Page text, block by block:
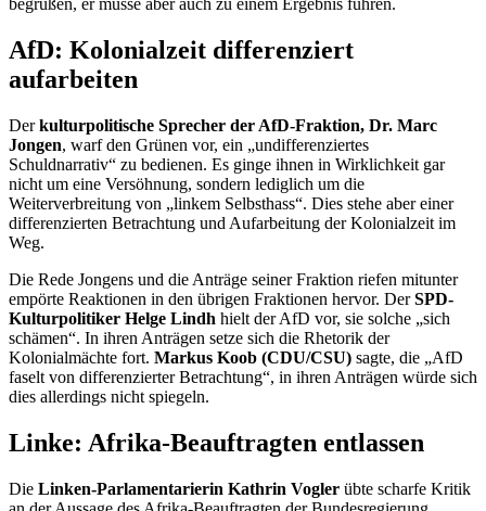
begrüßen, er müsse aber auch zu einem Ergebnis führen.
AfD: Kolonialzeit differenziert
aufarbeiten
Derkulturpolitische Sprecher der AfD-Fraktion, Dr. Marc
Jongen, warf den Grünen vor, ein „undifferenziertes
Schuldnarrativ“ zu bedienen. Es ginge ihnen in Wirklichkeit gar
nicht um eine Versöhnung, sondern lediglich um die
Weiterverbreitung von „linkem Selbsthass“. Dies stehe aber einer
differenzierten Betrachtung und Aufarbeitung der Kolonialzeit im
Weg.
Die Rede Jongens und die Anträge seiner Fraktion riefen mitunter
empörte Reaktionen in den übrigen Fraktionen hervor. DerSPD-
Kulturpolitiker Helge Lindh hielt der AfD vor, sie solche „sich
schämen“. In ihren Anträgen setze sich die Rhetorik der
Kolonialmächte fort. Markus Koob (CDU/CSU) sagte, die „AfD
faselt von differenzierter Betrachtung“, in ihren Anträgen würde sich
dies allerdings nicht spiegeln.
Linke: Afrika-Beauftragten entlassen
Die Linken-Parlamentarierin Kathrin Vogler übte scharfe Kritik